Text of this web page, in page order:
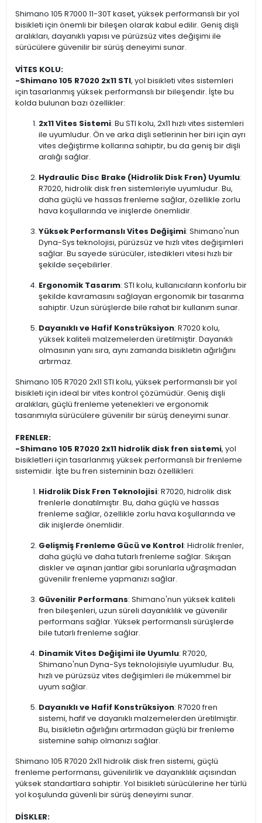
Shimano 105 R7000 11-30T kaset, yüksek performanslı bir yol
bisikleti için önemli bir bileşen olarak kabul edilir. Geniş dişli
aralıkları, dayanıklı yapısı ve pürüzsüz vites değişimi ile
sürücülere güvenilir bir sürüş deneyimi sunar.
VİTES KOLU:
-Shimano 105 R7020 2x11 STI, yol bisikleti vites sistemleri
için tasarlanmış yüksek performanslı bir bileşendir. İşte bu
kolda bulunan bazı özellikler:
2x11 Vites Sistemi: Bu STI kolu, 2x11 hızlı vites sistemleri
ile uyumludur. Ön ve arka dişli setlerinin her biri için ayrı
vites değiştirme kollarına sahiptir, bu da geniş bir dişli
aralığı sağlar.
Hydraulic Disc Brake (Hidrolik Disk Fren) Uyumlu:
R7020, hidrolik disk fren sistemleriyle uyumludur. Bu,
daha güçlü ve hassas frenleme sağlar, özellikle zorlu
hava koşullarında ve inişlerde önemlidir.
Yüksek Performanslı Vites Değişimi: Shimano'nun
Dyna-Sys teknolojisi, pürüzsüz ve hızlı vites değişimleri
sağlar. Bu sayede sürücüler, istedikleri vitesi hızlı bir
şekilde seçebilirler.
Ergonomik Tasarım: STI kolu, kullanıcıların konforlu bir
şekilde kavramasını sağlayan ergonomik bir tasarıma
sahiptir. Uzun sürüşlerde bile rahat bir kullanım sunar.
Dayanıklı ve Hafif Konstrüksiyon: R7020 kolu,
yüksek kaliteli malzemelerden üretilmiştir. Dayanıklı
olmasının yanı sıra, aynı zamanda bisikletin ağırlığını
artırmaz.
Shimano 105 R7020 2x11 STI kolu, yüksek performanslı bir yol
bisikleti için ideal bir vites kontrol çözümüdür. Geniş dişli
aralıkları, güçlü frenleme yetenekleri ve ergonomik
tasarımıyla sürücülere güvenilir bir sürüş deneyimi sunar.
FRENLER:
-Shimano 105 R7020 2x11 hidrolik disk fren sistemi, yol
bisikletleri için tasarlanmış yüksek performanslı bir frenleme
sistemidir. İşte bu fren sisteminin bazı özellikleri:
Hidrolik Disk Fren Teknolojisi: R7020, hidrolik disk
frenlerle donatılmıştır. Bu, daha güçlü ve hassas
frenleme sağlar, özellikle zorlu hava koşullarında ve
dik inişlerde önemlidir.
Gelişmiş Frenleme Gücü ve Kontrol: Hidrolik frenler,
daha güçlü ve daha tutarlı frenleme sağlar. Sıkışan
diskler ve aşınan jantlar gibi sorunlarla uğraşmadan
güvenilir frenleme yapmanızı sağlar.
Güvenilir Performans: Shimano'nun yüksek kaliteli
fren bileşenleri, uzun süreli dayanıklılık ve güvenilir
performans sağlar. Yüksek performanslı sürüşlerde
bile tutarlı frenleme sağlar.
Dinamik Vites Değişimi ile Uyumlu: R7020,
Shimano'nun Dyna-Sys teknolojisiyle uyumludur. Bu,
hızlı ve pürüzsüz vites değişimleri ile mükemmel bir
uyum sağlar.
Dayanıklı ve Hafif Konstrüksiyon: R7020 fren
sistemi, hafif ve dayanıklı malzemelerden üretilmiştir.
Bu, bisikletin ağırlığını artırmadan güçlü bir frenleme
sistemine sahip olmanızı sağlar.
Shimano 105 R7020 2x11 hidrolik disk fren sistemi, güçlü
frenleme performansı, güvenilirlik ve dayanıklılık açısından
yüksek standartlara sahiptir. Yol bisikleti sürücülerine her türlü
yol koşulunda güvenli bir sürüş deneyimi sunar.
DİSKLER: